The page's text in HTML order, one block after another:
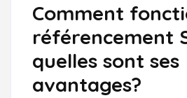
Comment
référencement
quelles sont ses
avantages?